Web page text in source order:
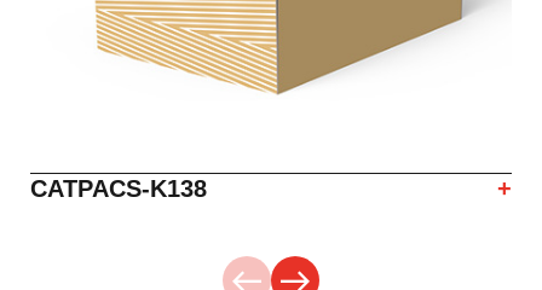
CATPACS-K138 +
west east